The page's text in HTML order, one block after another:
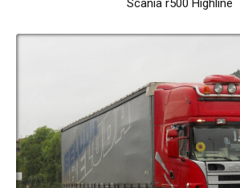
Scania r500 Highline